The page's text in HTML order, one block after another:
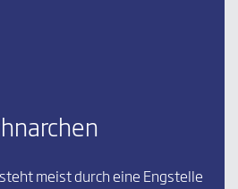
meist durch eine Engstelle